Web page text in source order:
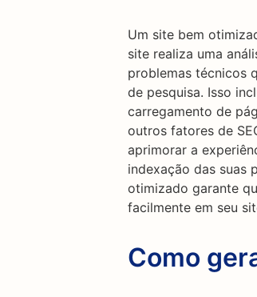
Um site bem
site realiza uma
problemas técnicos
de pesquisa. Isso
carregamento de
outros fatores de
aprimorar a
indexação das suas
otimizado garante
facilmente em seu
Como